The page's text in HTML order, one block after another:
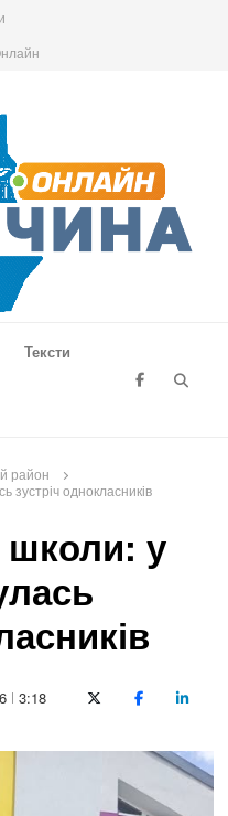
Тексти
район
зустріч однокласників
школи: у
3:18
X (Twitter)Facebook